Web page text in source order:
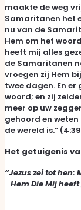
maakte de weg
Samaritanen het
nu van de
Hem om het
heeft mij alles
de Samaritanen
vroegen zij Hem
twee dagen. En
woord; en zij
meer op uw
gehoord en
de wereld is.”
Het getuigenis
“Jezus zei tot hen:
Hem Die Mij